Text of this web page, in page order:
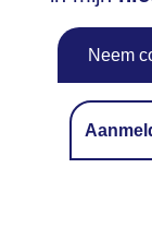
Neem